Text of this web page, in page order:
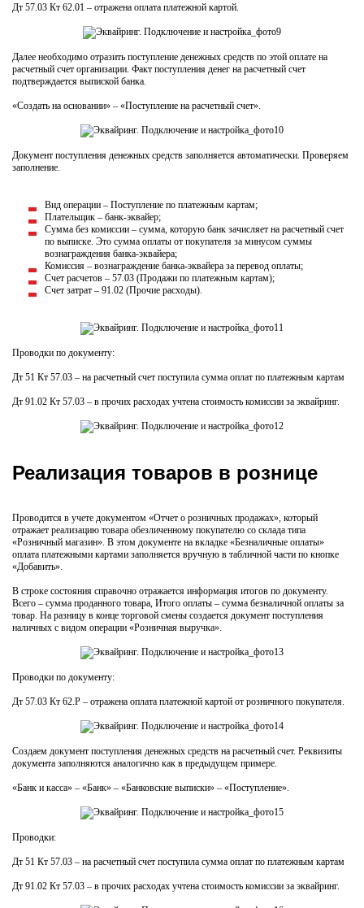
Дт 57.03 Кт 62.01 – отражена оплата платежной картой.
Далее необходимо отразить поступление денежных средств по этой оплате на
расчетный счет организации. Факт поступления денег на расчетный счет
подтверждается выпиской банка.
«Создать на основании» – «Поступление на расчетный счет».
Документ поступления денежных средств заполняется автоматически. Проверяем
заполнение.
Вид операции – Поступление по платежным картам;
Плательщик – банк-эквайер;
Сумма без комиссии – сумма, которую банк зачисляет на расчетный счет
по выписке. Это сумма оплаты от покупателя за минусом суммы
вознаграждения банка-эквайера;
Комиссия – вознаграждение банка-эквайера за перевод оплаты;
Счет расчетов – 57.03 (Продажи по платежным картам);
Счет затрат – 91.02 (Прочие расходы).
Проводки по документу:
Дт 51 Кт 57.03 – на расчетный счет поступила сумма оплат по платежным картам
Дт 91.02 Кт 57.03 – в прочих расходах учтена стоимость комиссии за эквайринг.
Реализация товаров в рознице
Проводится в учете документом «Отчет о розничных продажах», который
отражает реализацию товара обезличенному покупателю со склада типа
«Розничный магазин». В этом документе на вкладке «Безналичные оплаты»
оплата платежными картами заполняется вручную в табличной части по кнопке
«Добавить».
В строке состояния справочно отражается информация итогов по документу.
Всего – сумма проданного товара, Итого оплаты – сумма безналичной оплаты за
товар. На разницу в конце торговой смены создается документ поступления
наличных с видом операции «Розничная выручка».
Проводки по документу:
Дт 57.03 Кт 62.Р – отражена оплата платежной картой от розничного покупателя.
Создаем документ поступления денежных средств на расчетный счет. Реквизиты
документа заполняются аналогично как в предыдущем примере.
«Банк и касса» – «Банк» – «Банковские выписки» – «Поступление».
Проводки:
Дт 51 Кт 57.03 – на расчетный счет поступила сумма оплат по платежным картам
Дт 91.02 Кт 57.03 – в прочих расходах учтена стоимость комиссии за эквайринг.